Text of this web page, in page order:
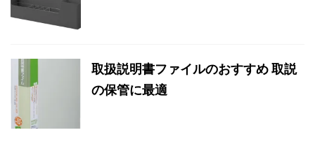
取扱説明書ファイルのおすすめ 取説
の保管に最適